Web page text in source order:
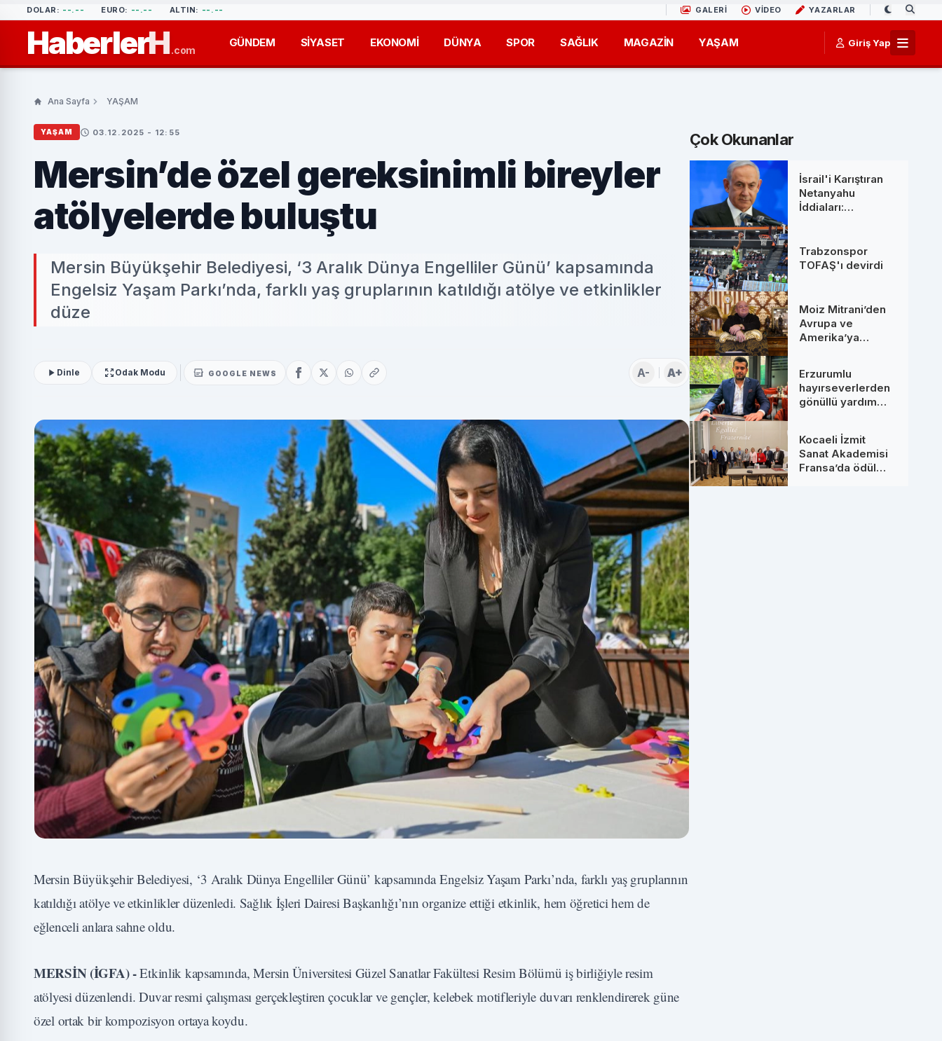
DOLAR: --.-- EURO: --.-- ALTIN: --.-- GALERİ VİDEO YAZARLAR
HaberlerH.com
GÜNDEM SİYASET EKONOMİ DÜNYA SPOR SAĞLIK MAGAZİN YAŞAM Giriş Yap
Ana Sayfa YAŞAM
YAŞAM 03.12.2025 - 12:55
Mersin’de özel gereksinimli bireyler
atölyelerde buluştu
Mersin Büyükşehir Belediyesi, ‘3 Aralık Dünya Engelliler Günü’ kapsamında
Engelsiz Yaşam Parkı’nda, farklı yaş gruplarının katıldığı atölye ve etkinlikler
düze
Dinle Odak Modu GOOGLE NEWS A- A+
Mersin Büyükşehir Belediyesi, ‘3 Aralık Dünya Engelliler Günü’ kapsamında Engelsiz Yaşam Parkı’nda, farklı yaş gruplarının
katıldığı atölye ve etkinlikler düzenledi. Sağlık İşleri Dairesi Başkanlığı’nın organize ettiği etkinlik, hem öğretici hem de
eğlenceli anlara sahne oldu.
MERSİN (İGFA) -Etkinlik kapsamında, Mersin Üniversitesi Güzel Sanatlar Fakültesi Resim Bölümü iş birliğiyle resim
atölyesi düzenlendi. Duvar resmi çalışması gerçekleştiren çocuklar ve gençler, kelebek motifleriyle duvarı renklendirerek güne
özel ortak bir kompozisyon ortaya koydu.
Çok Okunanlar
İsrail'i Karıştıran
Netanyahu
İddiaları:
Söylentilerine Net
Yanıt
Trabzonspor
TOFAŞ'ı devirdi
Moiz Mitrani’den
Avrupa ve
Amerika’ya
Ortaklarıyla
Zirveye Çıkıyor
Erzurumlu
hayırseverlerden
gönüllü yardım
Kocaeli İzmit
Sanat Akademisi
Fransa’da ödül